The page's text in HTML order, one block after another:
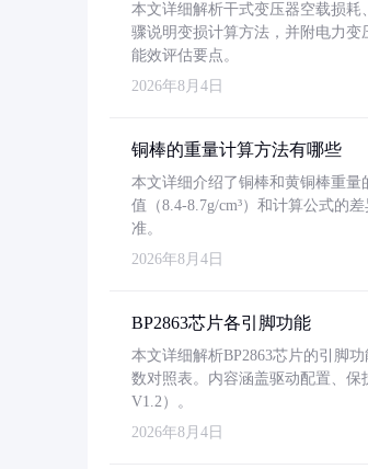
本文详细解析干式变压器空载损耗
骤说明变损计算方法，并附电力变
能效评估要点。
2026年8月4日
铜棒的重量计算方法有哪些
本文详细介绍了铜棒和黄铜棒重
值（8.4-8.7g/cm³）和计算公式的
准。
2026年8月4日
BP2863芯片各引脚功能
本文详细解析BP2863芯片的引脚
数对照表。内容涵盖驱动配置、
V1.2）。
2026年8月4日